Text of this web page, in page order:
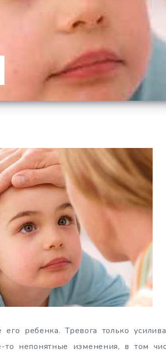
ребенка. Тревога только
непонятные изменения, в том